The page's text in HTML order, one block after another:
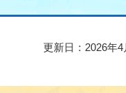
更新日：2026年